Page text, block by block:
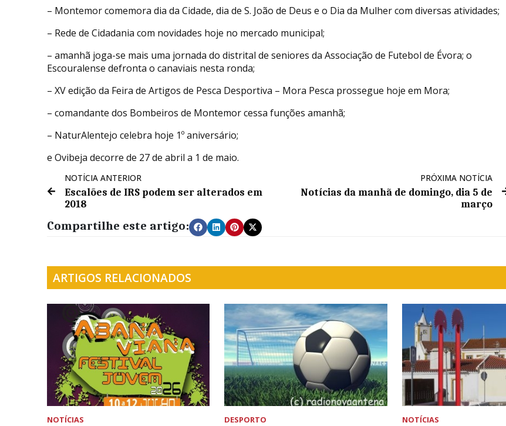
aumentar
volume.
– Montemor comemora dia da Cidade, dia de S. João de Deus e o Dia da Mulher com diversas atividades;
– Rede de Cidadania com novidades hoje no mercado municipal;
– amanhã joga-se mais uma jornada do distrital de seniores da Associação de Futebol de Évora; o
Escouralense defronta o canaviais nesta ronda;
– XV edição da Feira de Artigos de Pesca Desportiva – Mora Pesca prossegue hoje em Mora;
– comandante dos Bombeiros de Montemor cessa funções amanhã;
– NaturAlentejo celebra hoje 1º aniversário;
e Ovibeja decorre de 27 de abril a 1 de maio.
NOTÍCIA ANTERIOR
Escalões de IRS podem ser alterados em
2018
PRÓXIMA NOTÍCIA
Notícias da manhã de domingo, dia 5 de
março
Compartilhe este artigo:
ARTIGOS RELACIONADOS
NOTÍCIAS DESPORTO NOTÍCIAS